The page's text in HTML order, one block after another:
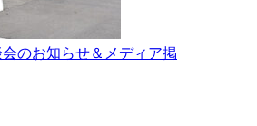
のお知らせ＆メディア掲